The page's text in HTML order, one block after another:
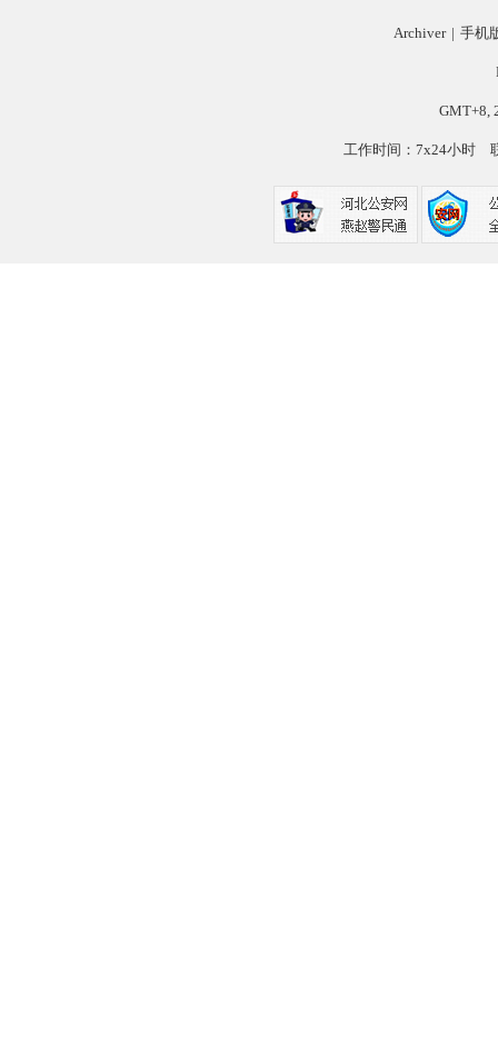
Archiver | 手机
GMT+8,
工作时间：7x24小时